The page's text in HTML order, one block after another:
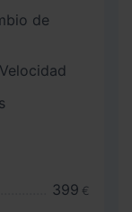
de
399 €